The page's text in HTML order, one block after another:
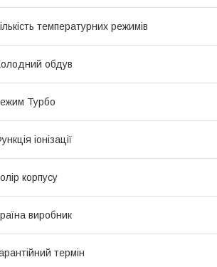
температурних режимів
обдув
Турбо
іонізації
корпусу
виробник
термін